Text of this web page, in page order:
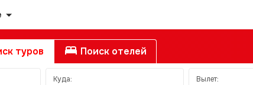
туров Поиск отелей
Куда: Вылет: